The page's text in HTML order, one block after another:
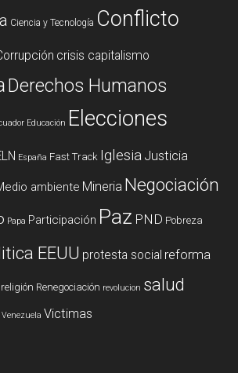
Ciencia y Tecnología Conflicto
crisis capitalismo
Derechos Humanos
Educación Elecciones
España Fast Track Iglesia Justicia
ambiente Mineria Negociación
Papa Participación Paz PND Pobreza
EEUU protesta social reforma
religión Renegociación revolucion salud
Venezuela Victimas